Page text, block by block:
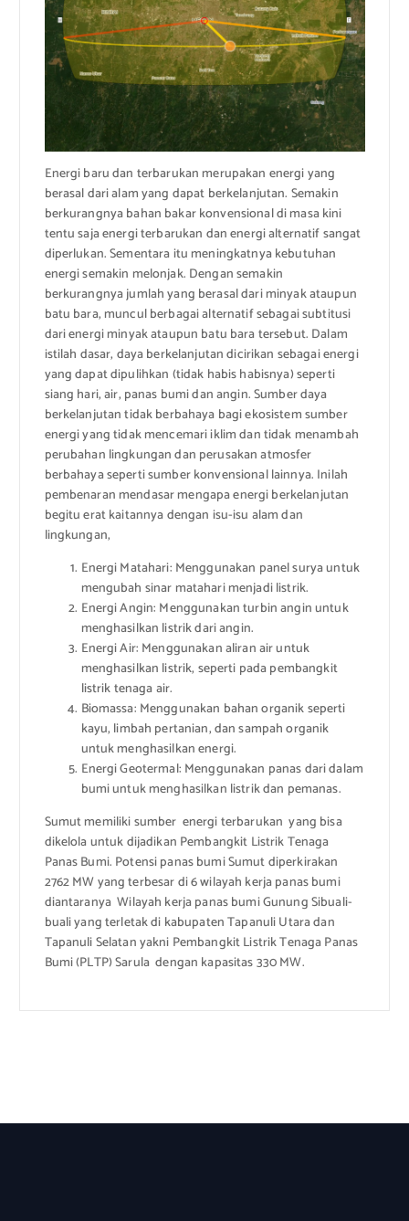
Energi baru dan terbarukan merupakan energi yang
berasal dari alam yang dapat berkelanjutan. Semakin
berkurangnya bahan bakar konvensional di masa kini
tentu saja energi terbarukan dan energi alternatif sangat
diperlukan. Sementara itu meningkatnya kebutuhan
energi semakin melonjak. Dengan semakin
berkurangnya jumlah yang berasal dari minyak ataupun
batu bara, muncul berbagai alternatif sebagai subtitusi
dari energi minyak ataupun batu bara tersebut. Dalam
istilah dasar, daya berkelanjutan dicirikan sebagai energi
yang dapat dipulihkan (tidak habis habisnya) seperti
siang hari, air, panas bumi dan angin. Sumber daya
berkelanjutan tidak berbahaya bagi ekosistem sumber
energi yang tidak mencemari iklim dan tidak menambah
perubahan lingkungan dan perusakan atmosfer
berbahaya seperti sumber konvensional lainnya. Inilah
pembenaran mendasar mengapa energi berkelanjutan
begitu erat kaitannya dengan isu-isu alam dan
lingkungan,
Energi Matahari: Menggunakan panel surya untuk
mengubah sinar matahari menjadi listrik.
Energi Angin: Menggunakan turbin angin untuk
menghasilkan listrik dari angin.
Energi Air: Menggunakan aliran air untuk
menghasilkan listrik, seperti pada pembangkit
listrik tenaga air.
Biomassa: Menggunakan bahan organik seperti
kayu, limbah pertanian, dan sampah organik
untuk menghasilkan energi.
Energi Geotermal: Menggunakan panas dari dalam
bumi untuk menghasilkan listrik dan pemanas.
Sumut memiliki sumber energi terbarukan yang bisa
dikelola untuk dijadikan Pembangkit Listrik Tenaga
Panas Bumi. Potensi panas bumi Sumut diperkirakan
2762 MW yang terbesar di 6 wilayah kerja panas bumi
diantaranya Wilayah kerja panas bumi Gunung Sibuali-
buali yang terletak di kabupaten Tapanuli Utara dan
Tapanuli Selatan yakni Pembangkit Listrik Tenaga Panas
Bumi (PLTP) Sarula dengan kapasitas 330 MW.